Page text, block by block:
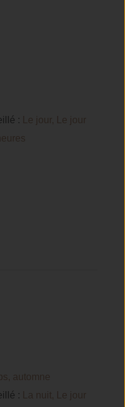
:
Le jour, Le jour
automne
:
La nuit, Le jour